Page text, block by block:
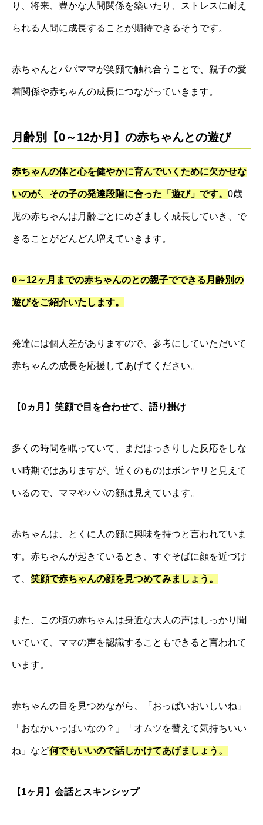
り、将来、豊かな人間関係を築いたり、ストレスに耐え
られる人間に成長することが期待できるそうです。
赤ちゃんとパパママが笑顔で触れ合うことで、親子の愛
着関係や赤ちゃんの成長につながっていきます。
月齢別【0～12か月】の赤ちゃんとの遊び
赤ちゃんの体と心を健やかに育んでいくために欠かせな
いのが、その子の発達段階に合った「遊び」です。 0歳
児の赤ちゃんは月齢ごとにめざましく成長していき、で
きることがどんどん増えていきます。
0～12ヶ月までの赤ちゃんのとの親子でできる月齢別の
遊びをご紹介いたします。
発達には個人差がありますので、参考にしていただいて
赤ちゃんの成長を応援してあげてください。
【0ヵ月】笑顔で目を合わせて、語り掛け
多くの時間を眠っていて、まだはっきりした反応をしな
い時期ではありますが、近くのものはボンヤリと見えて
いるので、ママやパパの顔は見えています。
赤ちゃんは、とくに人の顔に興味を持つと言われていま
す。赤ちゃんが起きているとき、すぐそばに顔を近づけ
て、 笑顔で赤ちゃんの顔を見つめてみましょう。
また、この頃の赤ちゃんは身近な大人の声はしっかり聞
いていて、ママの声を認識することもできると言われて
います。
赤ちゃんの目を見つめながら、 「おっぱいおいしいね」
「おなかいっぱいなの？」「オムツを替えて気持ちいい
ね」 など何でもいいので話しかけてあげましょう。
【1ヶ月】会話とスキンシップ